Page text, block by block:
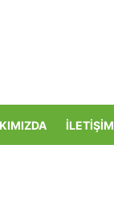
İLETIŞIM